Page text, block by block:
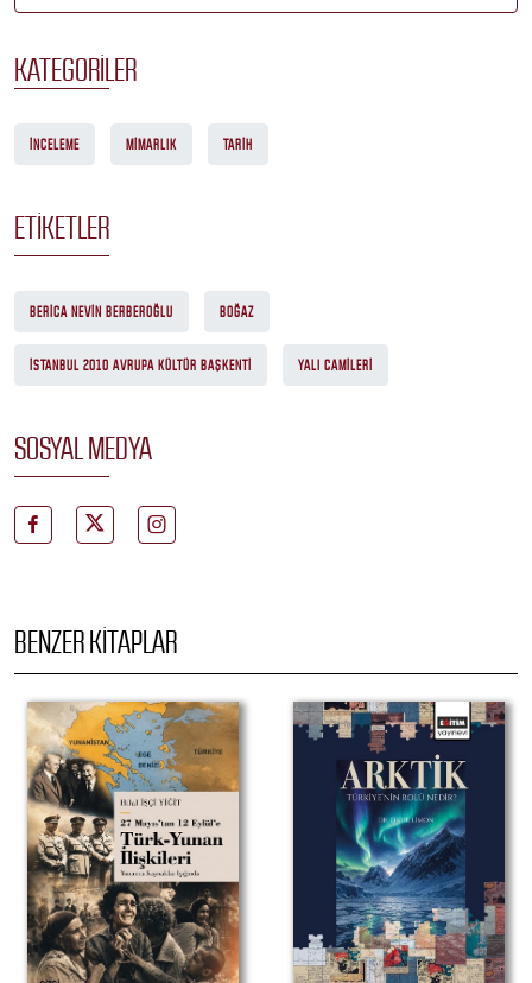
KATEGORILER
İNCELEME MIMARLIK TARIH
ETIKETLER
BERICA NEVIN BERBEROĞLU BOĞAZ
İSTANBUL 2010 AVRUPA KÜLTÜR BAŞKENTI YALI CAMILERI
SOSYAL MEDYA
BENZER KITAPLAR